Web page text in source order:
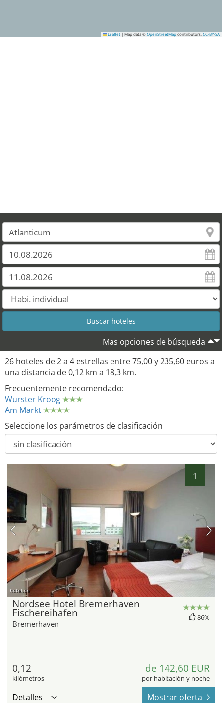
Leaflet | Map data © OpenStreetMap contributors, CC-BY-SA
Mas opciones de búsqueda
26 hoteles de 2 a 4 estrellas entre 75,00 y 235,60 euros a
una distancia de 0,12 km a 18,3 km.
Frecuentemente recomendado:
Wurster Kroog
Am Markt
Seleccione los parámetros de clasificación
1
hotel.de
Nordsee Hotel Bremerhaven
Fischereihafen
Bremerhaven
86%
0,12
kilómetros
de 142,60 EUR
por habitación y noche
Detalles Mostrar oferta